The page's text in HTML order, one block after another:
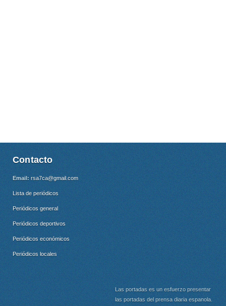
Contacto
Email: rsa7ca@gmail.com
Lista de periódicos
Periódicos general
Periódicos deportivos
Periódicos económicos
Periódicos locales
Las portadas es un esfuerzo presentar
las portadas del prensa diaria espanola.